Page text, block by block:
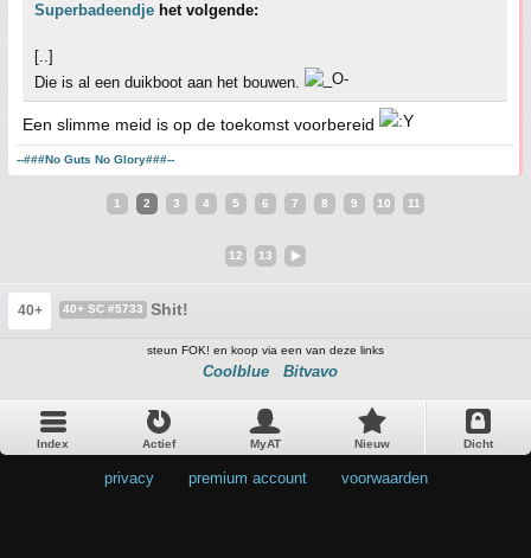
Superbadeendje het volgende:
[..]
Die is al een duikboot aan het bouwen.
Een slimme meid is op de toekomst voorbereid
--###No Guts No Glory###--
1 2 3 4 5 6 7 8 9 10 11
12 13
40+ 40+ SC #5733 Shit!
steun FOK! en koop via een van deze links
Coolblue Bitvavo
Index Actief MyAT Nieuw Dicht
privacy premium account voorwaarden